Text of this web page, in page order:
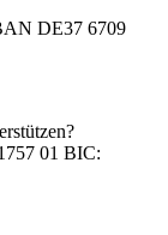
DE37 6709
01 BIC: